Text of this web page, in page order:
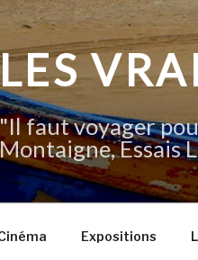
LES
"Il faut voyager
Montaigne, Essais
Expositions